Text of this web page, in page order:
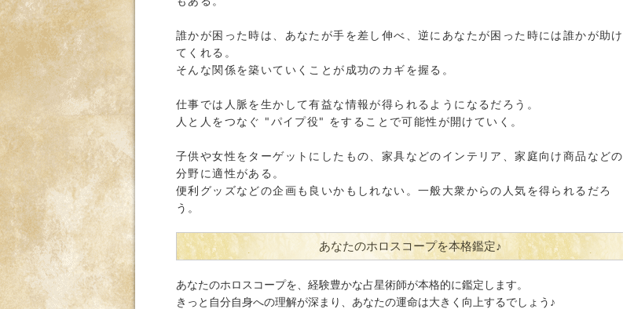
誰かが困った時は、あなたが手を差し伸べ、逆にあなたが困った時には誰かが助け
てくれる。
そんな関係を築いていくことが成功のカギを握る。
仕事では人脈を生かして有益な情報が得られるようになるだろう。
人と人をつなぐ "パイプ役" をすることで可能性が開けていく。
子供や女性をターゲットにしたもの、家具などのインテリア、家庭向け商品などの
分野に適性がある。
便利グッズなどの企画も良いかもしれない。一般大衆からの人気を得られるだろ
う。
あなたのホロスコープを本格鑑定♪
あなたのホロスコープを、経験豊かな占星術師が本格的に鑑定します。
きっと自分自身への理解が深まり、あなたの運命は大きく向上するでしょう♪